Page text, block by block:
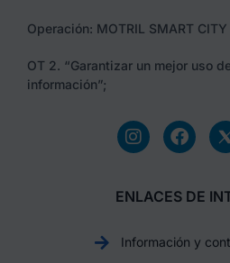
Operación: MOTRIL SMART CITY
OT 2. “Garantizar un mejor uso
información”;
ENLACES DE
Información y